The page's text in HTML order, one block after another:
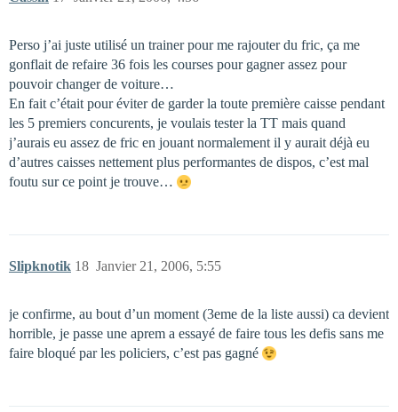
Perso j’ai juste utilisé un trainer pour me rajouter du fric, ça me
gonflait de refaire 36 fois les courses pour gagner assez pour
pouvoir changer de voiture…
En fait c’était pour éviter de garder la toute première caisse pendant
les 5 premiers concurents, je voulais tester la TT mais quand
j’aurais eu assez de fric en jouant normalement il y aurait déjà eu
d’autres caisses nettement plus performantes de dispos, c’est mal
foutu sur ce point je trouve…
Slipknotik Janvier 21, 2006, 5:55
18
je confirme, au bout d’un moment (3eme de la liste aussi) ca devient
horrible, je passe une aprem a essayé de faire tous les defis sans me
faire bloqué par les policiers, c’est pas gagné